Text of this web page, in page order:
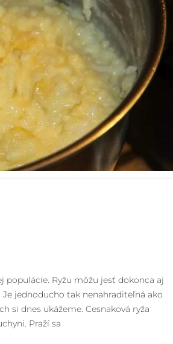
populácie. Ryžu môžu jesť dokonca aj
jednoducho tak nenahraditeľná ako
si dnes ukážeme. Cesnaková ryža
Praží sa